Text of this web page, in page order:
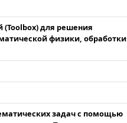
(Toolbox) для решения
физики, обработки
задач с помощью